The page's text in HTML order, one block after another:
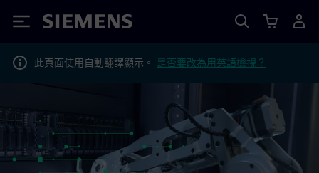
Siemens
此頁面使用自動翻譯顯示。 是否要改為用英語檢視？